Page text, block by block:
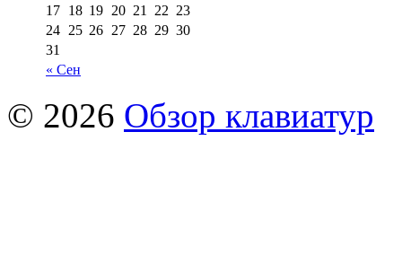
« Сен
17 18 19 20 21 22 23
24 25 26 27 28 29 30
31
© 2026 Обзор клавиатур